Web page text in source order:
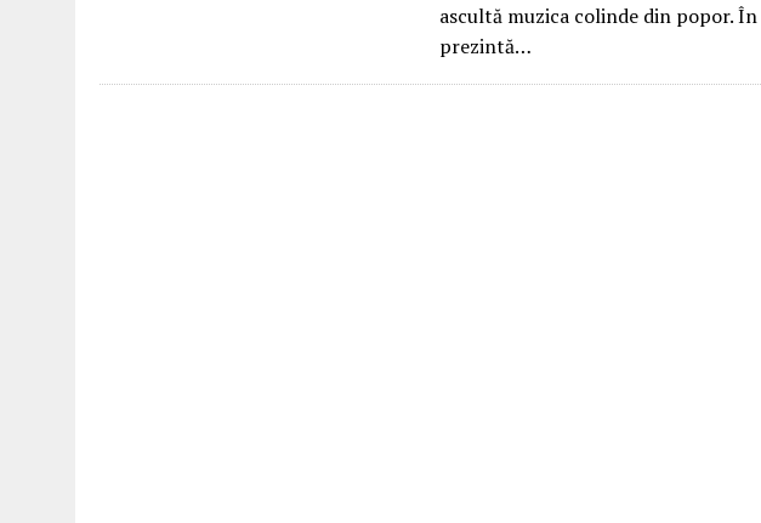
ascultă muzica colinde din popor.
prezintă…